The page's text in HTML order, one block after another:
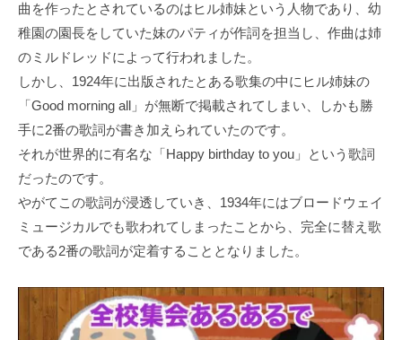
曲を作ったとされているのはヒル姉妹という人物であり、幼
稚園の園長をしていた妹のパティが作詞を担当し、作曲は姉
のミルドレッドによって行われました。
しかし、1924年に出版されたとある歌集の中にヒル姉妹の
「Good morning all」が無断で掲載されてしまい、しかも勝
手に2番の歌詞が書き加えられていたのです。
それが世界的に有名な「Happy birthday to you」という歌詞
だったのです。
やがてこの歌詞が浸透していき、1934年にはブロードウェイ
ミュージカルでも歌われてしまったことから、完全に替え歌
である2番の歌詞が定着することとなりました。